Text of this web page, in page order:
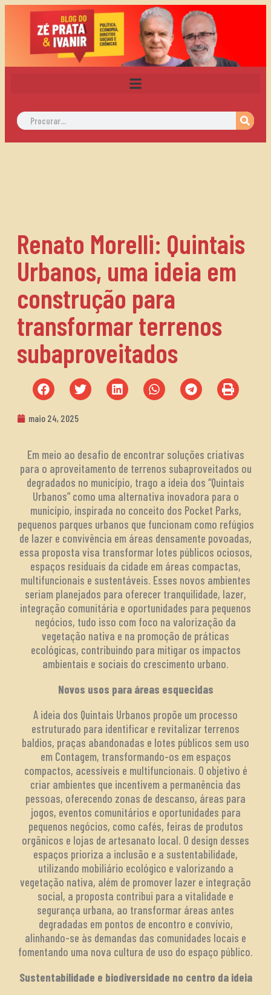
Renato Morelli: Quintais
Urbanos, uma ideia em
construção para
transformar terrenos
subaproveitados
maio 24, 2025
Em meio ao desafio de encontrar soluções criativas
para o aproveitamento de terrenos subaproveitados ou
degradados no município, trago a ideia dos “Quintais
Urbanos” como uma alternativa inovadora para o
município, inspirada no conceito dos Pocket Parks,
pequenos parques urbanos que funcionam como refúgios
de lazer e convivência em áreas densamente povoadas,
essa proposta visa transformar lotes públicos ociosos,
espaços residuais da cidade em áreas compactas,
multifuncionais e sustentáveis. Esses novos ambientes
seriam planejados para oferecer tranquilidade, lazer,
integração comunitária e oportunidades para pequenos
negócios, tudo isso com foco na valorização da
vegetação nativa e na promoção de práticas
ecológicas, contribuindo para mitigar os impactos
ambientais e sociais do crescimento urbano.
Novos usos para áreas esquecidas
A ideia dos Quintais Urbanos propõe um processo
estruturado para identificar e revitalizar terrenos
baldios, praças abandonadas e lotes públicos sem uso
em Contagem, transformando-os em espaços
compactos, acessíveis e multifuncionais. O objetivo é
criar ambientes que incentivem a permanência das
pessoas, oferecendo zonas de descanso, áreas para
jogos, eventos comunitários e oportunidades para
pequenos negócios, como cafés, feiras de produtos
orgânicos e lojas de artesanato local. O design desses
espaços prioriza a inclusão e a sustentabilidade,
utilizando mobiliário ecológico e valorizando a
vegetação nativa, além de promover lazer e integração
social, a proposta contribui para a vitalidade e
segurança urbana, ao transformar áreas antes
degradadas em pontos de encontro e convívio,
alinhando-se às demandas das comunidades locais e
fomentando uma nova cultura de uso do espaço público.
Sustentabilidade e biodiversidade no centro da ideia